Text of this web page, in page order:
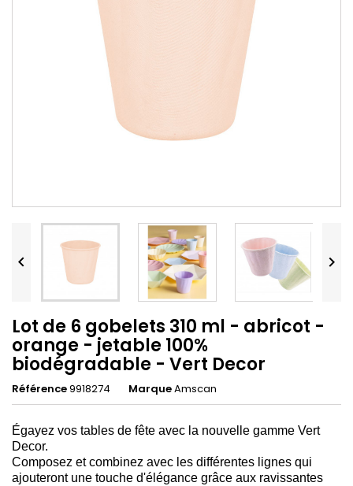
 
Lot de 6 gobelets 310 ml - abricot -
orange - jetable 100%
biodégradable - Vert Decor
Référence9918274 MarqueAmscan
Égayez vos tables de fête avec la nouvelle gamme Vert
Decor.
Composez et combinez avec les différentes lignes qui
ajouteront une touche d'élégance grâce aux ravissantes